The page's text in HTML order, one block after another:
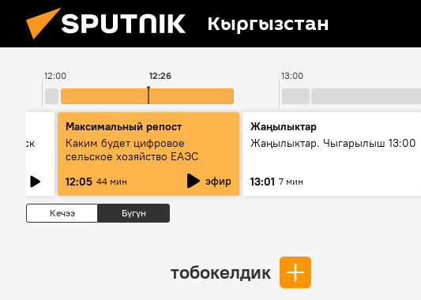
Кыргызстан
12:00 13:00
12:26
Максимальный репост
Каким будет цифровое
сельское хозяйство ЕАЭС
12:05 44 мин эфир
Жаңылыктар
Жаңылыктар. Чыгарылыш 13:00
13:01 7 мин
Кечээ Бүгүн
тобокелдик